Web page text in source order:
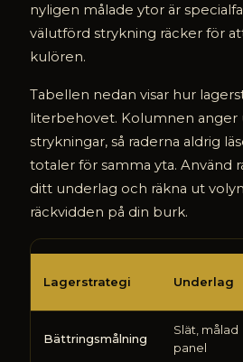
nyligen målade ytor är
välutförd strykning räcker för
kulören.
Tabellen nedan visar hur
literbehovet. Kolumnen
strykningar, så raderna aldrig
totaler för samma yta. Använd
ditt underlag och räkna ut
räckvidden på din burk.
vald
underlag
Lagerstrategi Underlag
Bättringsmålning
Slät, målad
panel